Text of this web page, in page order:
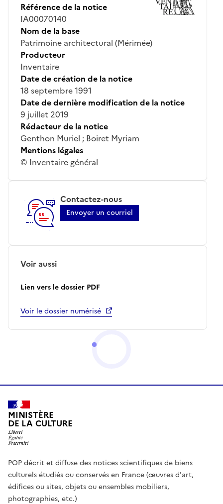
Référence de la notice
IA00070140
Nom de la base
Patrimoine architectural (Mérimée)
Producteur
Inventaire
Date de création de la notice
18 septembre 1991
Date de dernière modification de la notice
9 juillet 2019
Rédacteur de la notice
Genthon Muriel ; Boiret Myriam
Mentions légales
© Inventaire général
Contactez-nous
Envoyer un courriel
Voir aussi
Lien vers le dossier PDF
Voir le dossier numérisé
MINISTÈRE
DE LA CULTURE
POP décrit et diffuse des notices scientifiques de biens
culturels étudiés ou conservés en France (œuvres d'art,
édifices ou sites, objets ou ensembles mobiliers,
photographies, etc.)